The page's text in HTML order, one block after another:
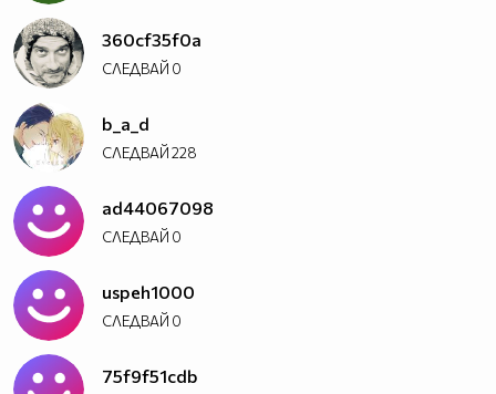
360cf35f0a
СЛЕДВАЙ 0
b_a_d
СЛЕДВАЙ228
ad44067098
СЛЕДВАЙ 0
uspeh1000
СЛЕДВАЙ 0
75f9f51cdb